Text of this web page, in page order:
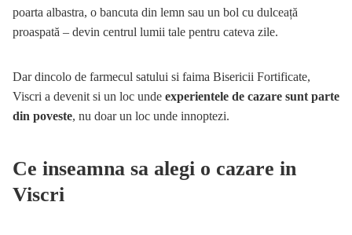
poarta albastra, o bancuta din lemn sau un bol cu dulceață
proaspată – devin centrul lumii tale pentru cateva zile.
Dar dincolo de farmecul satului si faima Bisericii Fortificate,
Viscri a devenit si un loc unde experientele de cazare sunt parte
din poveste, nu doar un loc unde innoptezi.
Ce inseamna sa alegi o cazare in
Viscri